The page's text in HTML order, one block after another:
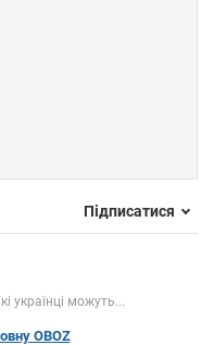
Підписатися
українці можуть...
OBOZ